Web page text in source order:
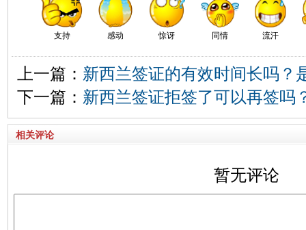
支持 感动 惊讶 同情 流汗
上一篇： 新西兰签证的有效时间长吗？
下一篇： 新西兰签证拒签了可以再签吗
相关评论
暂无评论